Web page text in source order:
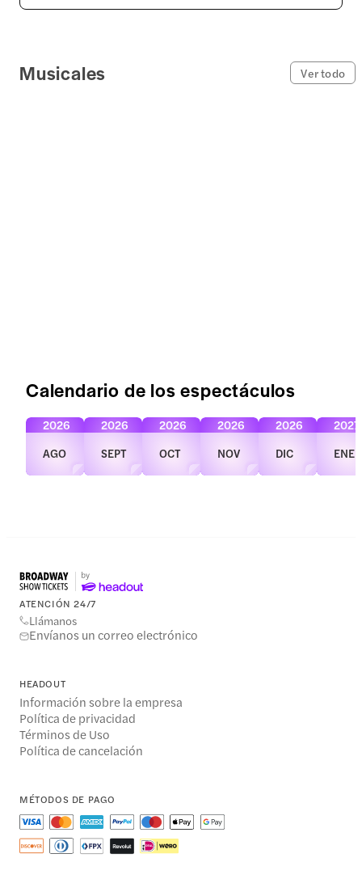
Musicales Ver todo
Calendario de los espectáculos
AGO
2026
SEPT
2026
OCT
2026
NOV
2026
DIC
2026
ENE
2027
ATENCIÓN 24/7
Llámanos
Envíanos un correo electrónico
HEADOUT
Información sobre la empresa
Política de privacidad
Términos de Uso
Política de cancelación
MÉTODOS DE PAGO